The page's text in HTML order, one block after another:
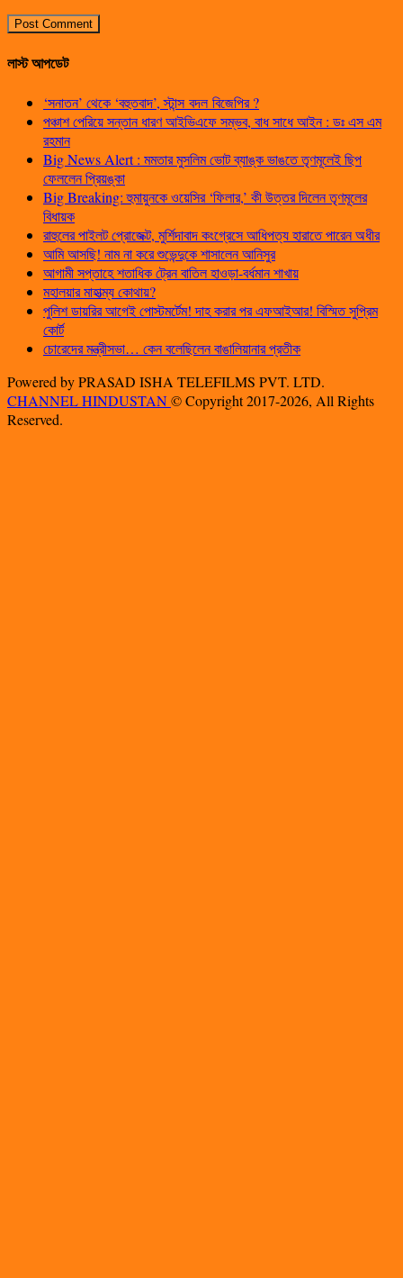
লাস্ট আপডেট
‘সনাতন’ থেকে ‘বহুতবাদ’, স্টান্স বদল বিজেপির ?
পঞ্চাশ পেরিয়ে সন্তান ধারণ আইভিএফে সম্ভব, বাধ সাধে আইন : ডঃ এস এম
রহমান
Big News Alert : মমতার মুসলিম ভোট ব্যাঙ্ক ভাঙতে তৃণমূলেই ছিপ
ফেললেন প্রিয়ঙ্কা
Big Breaking: হুমায়ুনকে ওয়েসির ‘ফিলার,’ কী উত্তর দিলেন তৃণমূলের
বিধায়ক
রাহুলের পাইলট প্রোজেক্ট, মুর্শিদাবাদ কংগ্রেসে আধিপত্য হারাতে পারেন অধীর
আমি আসছি! নাম না করে শুভেন্দুকে শাসালেন আনিসুর
আগামী সপ্তাহে শতাধিক ট্রেন বাতিল হাওড়া-বর্ধমান শাখায়
মহালয়ার মাহাত্ম্য কোথায়?
পুলিশ ডায়রির আগেই পোস্টমর্টেম! দাহ করার পর এফআইআর! বিস্মিত সুপ্রিম
কোর্ট
চোরেদের মন্ত্রীসভা… কেন বলেছিলেন বাঙালিয়ানার প্রতীক
Powered by PRASAD ISHA TELEFILMS PVT. LTD.
CHANNEL HINDUSTAN© Copyright 2017-2026, All Rights
Reserved.